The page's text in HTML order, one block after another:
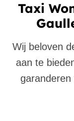
Taxi
Wij beloven
aan te
garanderen